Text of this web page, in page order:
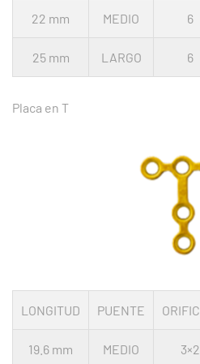
22 mm MEDIO 6
25 mm LARGO 6
Placa en T
LONGITUD PUENTE
19.6 mm MEDIO 3×2